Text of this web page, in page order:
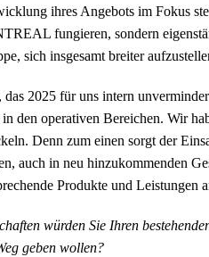
ihres Angebots im Fokus
fungieren, sondern
sich insgesamt breiter
das 2025 für uns intern
in den operativen Bereichen. Wir
Denn zum einen sorgt der
auch in neu hinzukommenden
Produkte und Leistungen
würden Sie Ihren
geben wollen?